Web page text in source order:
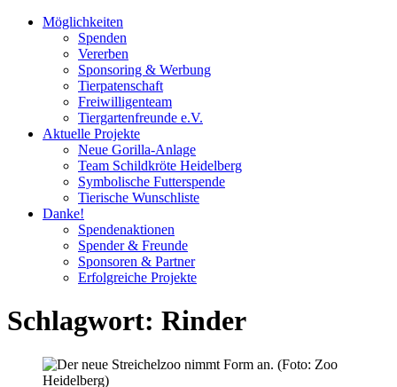
Möglichkeiten
Spenden
Vererben
Sponsoring & Werbung
Tierpatenschaft
Freiwilligenteam
Tiergartenfreunde e.V.
Aktuelle Projekte
Neue Gorilla-Anlage
Team Schildkröte Heidelberg
Symbolische Futterspende
Tierische Wunschliste
Danke!
Spendenaktionen
Spender & Freunde
Sponsoren & Partner
Erfolgreiche Projekte
Schlagwort: Rinder